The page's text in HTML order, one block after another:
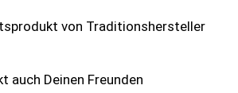
von Traditionshersteller
auch Deinen Freunden